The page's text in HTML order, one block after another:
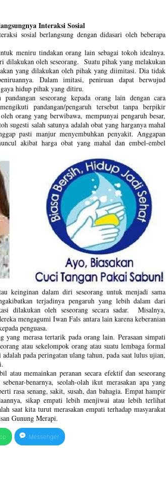
Interaksi Sosial
sosial berlangsung dengan didasari oleh beberapa
meniru tindakan orang lain sebagai tokoh idealnya.
dilakukan oleh seseorang. Suatu pihak yang melakukan
yang dilakukan oleh pihak yang diimitasi. Dia tidak
Dalam imitasi, peniruan dapat berwujud
hidup pihak yang ditiru.
pandangan seseorang kepada orang lain dengan cara
pandangan/pengaruh tersebut tanpa berpikir
orang yang berwibawa, mempunyai pengaruh besar,
sugesti salah satunya adalah obat yang harganya mahal
pasti manjur menyembuhkan penyakit. Anggapan
akibat harga obat yang mahal dan embel-embel
keinginan dalam diri seseorang untuk menjadi sama
terjadinya pengaruh yang lebih dalam dari
dilakukan oleh seseorang secara sadar. Misalnya,
mengagumi Iwan Fals antara lain karena keberanian
penguasa.
yang merasa tertarik pada orang lain. Perasaan simpati
atau sekelompok orang atau suatu lembaga formal
pada peringatan ulang tahun, pada saat lulus ujian,
atau memainkan peranan secara efektif dan seseorang
benarnya, seolah-olah ikut merasakan apa yang
rasa senang, sakit, susah, dan bahagia. Empat hampir
sikap empati lebih menjiwai atau lebih terlihat
saat kita turut merasakan empati terhadap masyarakat
Gunung Merapi.
Messenger